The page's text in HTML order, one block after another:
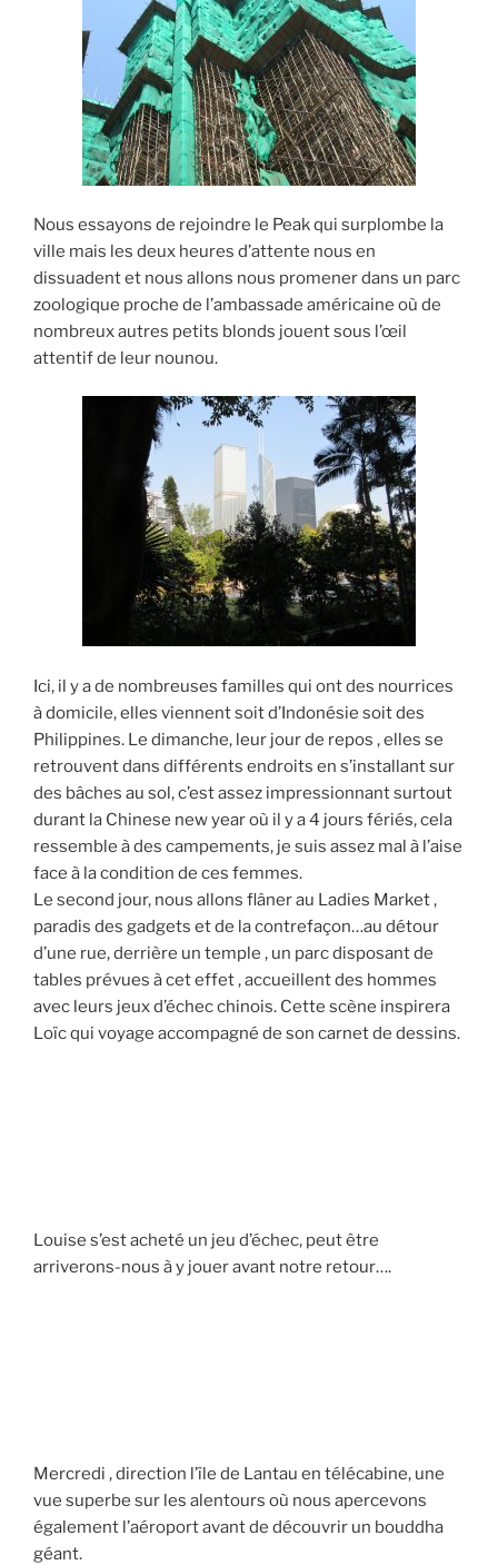
Nous essayons de rejoindre le Peak qui surplombe la
ville mais les deux heures d’attente nous en
dissuadent et nous allons nous promener dans un parc
zoologique proche de l’ambassade américaine où de
nombreux autres petits blonds jouent sous l’œil
attentif de leur nounou.
Ici, il y a de nombreuses familles qui ont des nourrices
à domicile, elles viennent soit d’Indonésie soit des
Philippines. Le dimanche, leur jour de repos , elles se
retrouvent dans différents endroits en s’installant sur
des bâches au sol, c’est assez impressionnant surtout
durant la Chinese new year où il y a 4 jours fériés, cela
ressemble à des campements, je suis assez mal à l’aise
face à la condition de ces femmes.
Le second jour, nous allons flâner au Ladies Market ,
paradis des gadgets et de la contrefaçon…au détour
d’une rue, derrière un temple , un parc disposant de
tables prévues à cet effet , accueillent des hommes
avec leurs jeux d’échec chinois. Cette scène inspirera
Loïc qui voyage accompagné de son carnet de dessins.
Louise s’est acheté un jeu d’échec, peut être
arriverons-nous à y jouer avant notre retour….
Mercredi , direction l’île de Lantau en télécabine, une
vue superbe sur les alentours où nous apercevons
également l’aéroport avant de découvrir un bouddha
géant.